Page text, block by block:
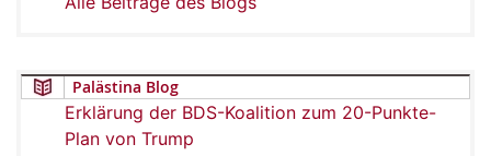
Palästina Blog
Erklärung der BDS-Koalition zum 20-Punkte-
Plan von Trump